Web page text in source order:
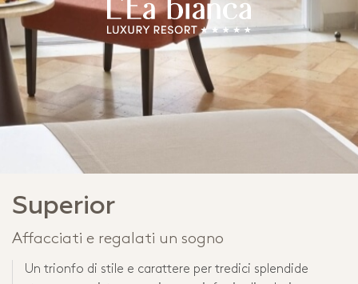
Superior
Affacciati e regalati un sogno
Un trionfo di stile e carattere per tredici splendide